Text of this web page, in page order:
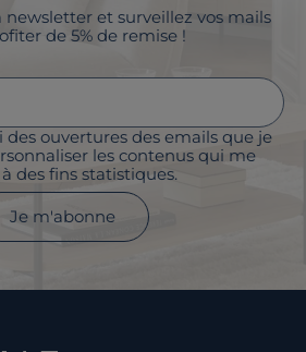
newsletter et surveillez vos mails
de 5% de remise !
des ouvertures des emails que je
les contenus qui me
des fins statistiques.
Je m'abonne